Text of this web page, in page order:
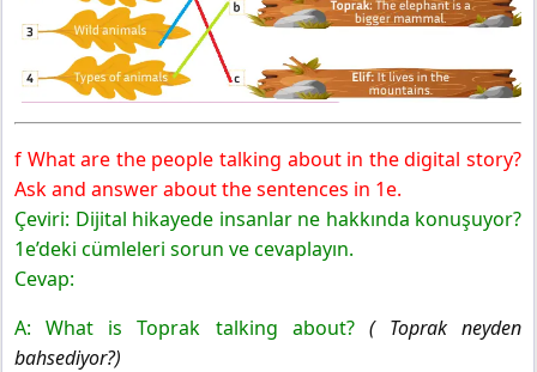
f What are the people talking about in the digital story?
Ask and answer about the sentences in 1e.
Çeviri: Dijital hikayede insanlar ne hakkında konuşuyor?
1e’deki cümleleri sorun ve cevaplayın.
Cevap:
A: What is Toprak talking about? ( Toprak neyden
bahsediyor?)